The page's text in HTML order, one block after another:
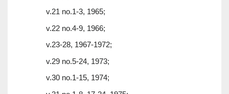
v.21 no.1-3, 1965;
v.22 no.4-9, 1966;
v.23-28, 1967-1972;
v.29 no.5-24, 1973;
v.30 no.1-15, 1974;